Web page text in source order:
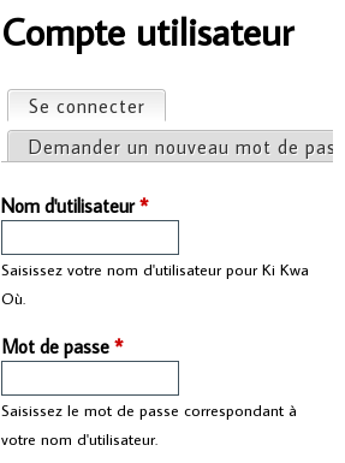
Vous êtes ici
Compte utilisateur
Onglets principaux
Se connecter
Demander un nouveau mot de
Nom d'utilisateur*
Saisissez votre nom d'utilisateur pour Ki Kwa
Où.
Mot de passe*
Saisissez le mot de passe correspondant à
votre nom d'utilisateur.